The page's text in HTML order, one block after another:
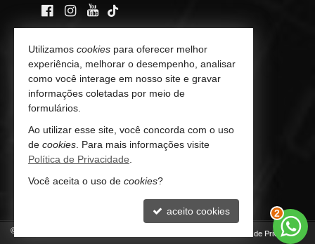
VEJA MAIS
Consultoria Imobiliária Personalizada
trabalhe conosco
Indicadores Financeiros
Imóveis Favoritos
© Política de Privacidade
3
Utilizamos cookies para oferecer melhor
experiência, melhorar o desempenho, analisar
como você interage em nosso site e gravar
informações coletadas por meio de
formulários.
Ao utilizar esse site, você concorda com o uso
de cookies . Para mais informações visite
Política de Privacidade
Você aceita o uso de cookies?
aceito cookies